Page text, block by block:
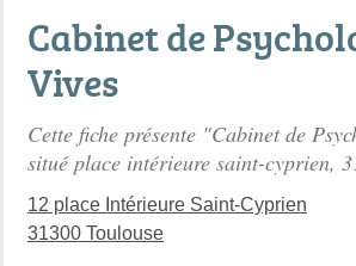
Cabinet de
Vives
Cette fiche présente "Cabinet de
situé place intérieure saint-cyprien,
12 place Intérieure Saint-Cyprien
31300 Toulouse